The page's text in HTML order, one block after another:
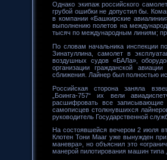
Однако экипаж российского
грубой ошибки не допустил бы.
в компании «Башкирские
выполнению полетов на
тысяч по международным линиям;
По словам начальника инспекции
Зинатуллина, самолет в
воздушных судов «БАЛа»,
организации гражданской
сближения. Лайнер был полностью
Российская сторона заняла
„Боинга-757“ их вели
расшифровать все
самописцев столкнувшихся
руководитель Государственной
На состоявшейся вечером 2 июля
Клотен Тони Мааг уже вынужден
маневра», но объяснил это
манерой пилотирования машин типа